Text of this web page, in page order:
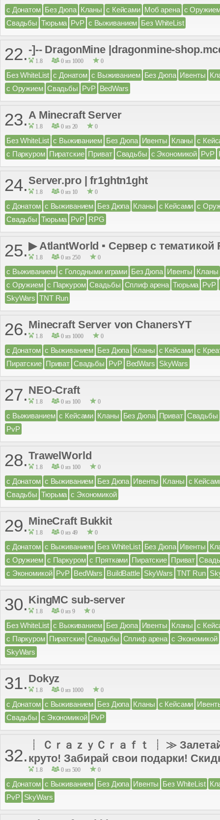
с Донатом Без Дюпа Кланы с Кейсами Моб арена с
Свадьбы Тюрьма PvP с Выживанием Без WhiteList
22. -]-- DragonMine |dragonmine-
1.8 0 из 1000 0
Без WhiteList с Донатом с Выживанием Без Дюпа Ивенты
с Оружием Свадьбы PvP BedWars
23.A Minecraft Server
1.8 0 из 20 0
Без WhiteList с Выживанием Без Дюпа Ивенты Кланы с
с Паркуром Пиратские Приват Свадьбы с Экономикой PvP
24. Server.pro | fr1ghtn1ght
1.8 0 из 10 0
с Донатом с Выживанием Без Дюпа Кланы с Кейсами с
Свадьбы Тюрьма PvP RPG
25.▶ AtlantWorld ▪ Сервер с тематикой
1.8 0 из 250 0
с Выживанием с Голодными играми Без Дюпа Ивенты Кланы
с Оружием с Паркуром Свадьбы Сплиф арена Тюрьма PvP
SkyWars TNT Run
26. Minecraft Server von ChanersYT
1.8 0 из 1000 0
с Донатом с Выживанием Без Дюпа Кланы с Кейсами с
Пиратские Приват Свадьбы PvP BedWars SkyWars
27. NEO-Craft
1.8 0 из 100 0
с Выживанием с Кейсами Кланы Без Дюпа Приват Свадьбы
PvP
28.TrawelWorld
1.8 0 из 100 0
с Донатом с Выживанием Без Дюпа Ивенты Кланы с
Свадьбы Тюрьма с Экономикой
29. MineCraft Bukkit
1.8 0 из 49 0
с Донатом с Выживанием Без WhiteList Без Дюпа Ивенты
с Оружием с Паркуром с Прятками Пиратские Приват
с Экономикой PvP BedWars BuildBattle SkyWars TNT Run
30. KingMC sub-server
1.8 0 из 9 0
Без WhiteList с Выживанием Без Дюпа Ивенты Кланы с
с Паркуром Пиратские Свадьбы Сплиф арена с Экономикой
SkyWars
31. Dokyz
1.8 0 из 1000 0
с Донатом с Выживанием Без Дюпа Кланы с Кейсами
Свадьбы с Экономикой PvP
32.
┊ ＣｒａｚｙＣｒａｆｔ ┊ ≫
круто! Забирай свои подарки!
1.8 0 из 500 0
с Донатом с Выживанием Без Дюпа Ивенты Без WhiteList
PvP SkyWars